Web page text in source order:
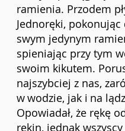
ramienia. Przodem
Jednoręki, pokonując
swym jedynym
spieniając przy tym
swoim kikutem.
najszybciej z nas,
wwodzie, jak i na
Opowiadał, że rękę
rekin, jednak wszyscy